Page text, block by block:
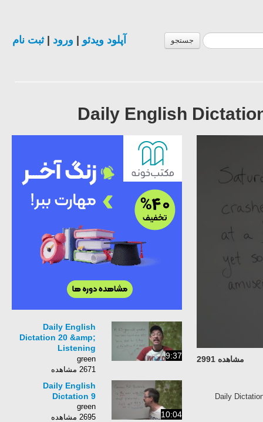
جستجو آپلود ویدئو ورود |ثبت نام
Daily English
مشاهده 2991
Daily
9:37
Daily English
Dictation 20 &amp;
Listening
Comprehension
green
2671 مشاهده
10:04
Daily English
Dictation 9
green
2695 مشاهده